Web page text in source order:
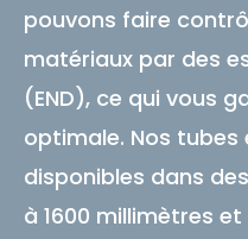
pouvons faire
matériaux par des
(END), ce qui vous
optimale. Nos tubes
disponibles dans
à 1600 millimètres